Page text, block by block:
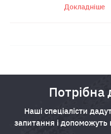
Докладніше
Потрібна
Наші спеціалісти
запитання і допоможуть